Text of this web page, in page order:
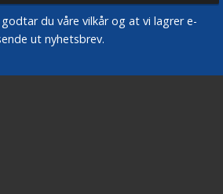
du våre vilkår og at vi lagrer e-
ut nyhetsbrev.